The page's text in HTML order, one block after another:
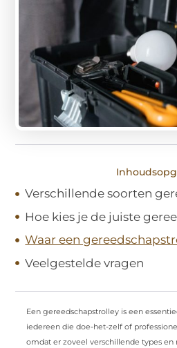
Verschillende soorten
Hoe kies je de juiste
Waar een
Veelgestelde vragen
Een gereedschapstrolley is een
iedereen die doe-het-zelf of
omdat er zoveel verschillende types